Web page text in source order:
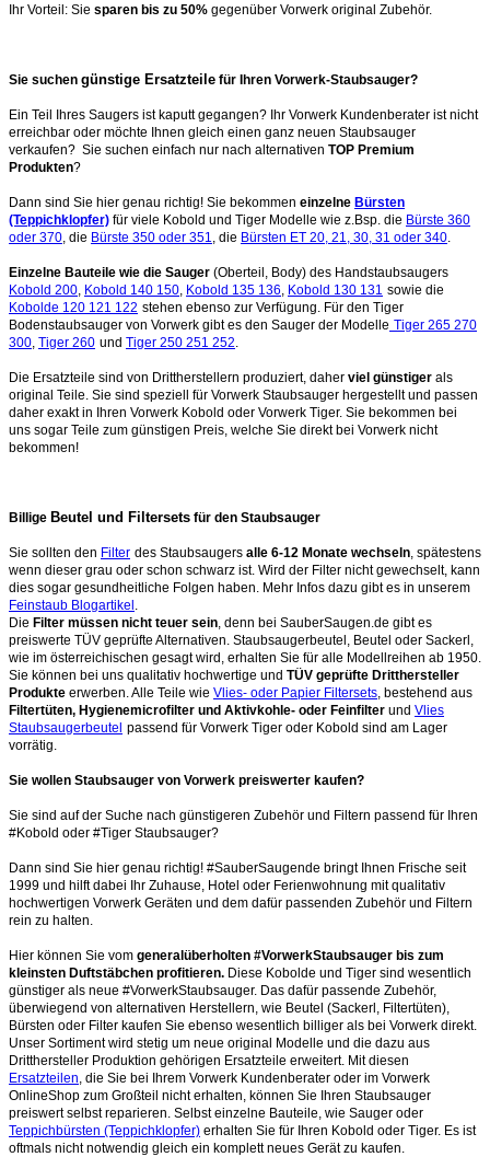
Ihr Vorteil: Sie sparen bis zu 50% gegenüber Vorwerk original Zubehör.
Sie suchen günstige Ersatzteile für Ihren Vorwerk-Staubsauger?
Ein Teil Ihres Saugers ist kaputt gegangen? Ihr Vorwerk Kundenberater ist nicht
erreichbar oder möchte Ihnen gleich einen ganz neuen Staubsauger
verkaufen? Sie suchen einfach nur nach alternativen TOP Premium
Produkten?
Dann sind Sie hier genau richtig! Sie bekommen einzelne Bürsten
(Teppichklopfer) für viele Kobold und Tiger Modelle wie z.Bsp. die Bürste 360
oder 370 , die Bürste 350 oder 351 , die Bürsten ET 20, 21, 30, 31 oder 340
Einzelne Bauteile wie die Sauger (Oberteil, Body) des Handstaubsaugers
Kobold 200 Kobold 140 150 Kobold 135 136 Kobold 130 131 sowie die
Kobolde 120 121 122 stehen ebenso zur Verfügung. Für den Tiger
Bodenstaubsauger von Vorwerk gibt es den Sauger der Modelle Tiger 265 270
300 Tiger 260 und Tiger 250 251 252
Die Ersatzteile sind von Drittherstellern produziert, daher viel günstiger als
original Teile. Sie sind speziell für Vorwerk Staubsauger hergestellt und passen
daher exakt in Ihren Vorwerk Kobold oder Vorwerk Tiger. Sie bekommen bei
uns sogar Teile zum günstigen Preis, welche Sie direkt bei Vorwerk nicht
bekommen!
Billige Beutel und Filtersets für den Staubsauger
Sie sollten den Filter des Staubsaugers alle 6-12 Monate wechseln , spätestens
wenn dieser grau oder schon schwarz ist. Wird der Filter nicht gewechselt, kann
dies sogar gesundheitliche Folgen haben. Mehr Infos dazu gibt es in unserem
Feinstaub Blogartikel
Die Filter müssen nicht teuer sein , denn bei SauberSaugen.de gibt es
preiswerte TÜV geprüfte Alternativen. Staubsaugerbeutel, Beutel oder Sackerl,
wie im österreichischen gesagt wird, erhalten Sie für alle Modellreihen ab 1950.
Sie können bei uns qualitativ hochwertige und TÜV geprüfte Dritthersteller
Produkte erwerben. Alle Teile wie Vlies- oder Papier Filtersets , bestehend aus
Filtertüten, Hygienemicrofilter und Aktivkohle- oder Feinfilter und Vlies
Staubsaugerbeutel passend für Vorwerk Tiger oder Kobold sind am Lager
vorrätig.
Sie wollen Staubsauger von Vorwerk preiswerter kaufen?
Sie sind auf der Suche nach günstigeren Zubehör und Filtern passend für Ihren
#Kobold oder #Tiger Staubsauger?
Dann sind Sie hier genau richtig! #SauberSaugende bringt Ihnen Frische seit
1999 und hilft dabei Ihr Zuhause, Hotel oder Ferienwohnung mit qualitativ
hochwertigen Vorwerk Geräten und dem dafür passenden Zubehör und Filtern
rein zu halten.
Hier können Sie vom generalüberholten #VorwerkStaubsauger bis zum
kleinsten Duftstäbchen profitieren. Diese Kobolde und Tiger sind wesentlich
günstiger als neue #VorwerkStaubsauger. Das dafür passende Zubehör,
überwiegend von alternativen Herstellern, wie Beutel (Sackerl, Filtertüten),
Bürsten oder Filter kaufen Sie ebenso wesentlich billiger als bei Vorwerk direkt.
Unser Sortiment wird stetig um neue original Modelle und die dazu aus
Dritthersteller Produktion gehörigen Ersatzteile erweitert. Mit diesen
Ersatzteilen , die Sie bei Ihrem Vorwerk Kundenberater oder im Vorwerk
OnlineShop zum Großteil nicht erhalten, können Sie Ihren Staubsauger
preiswert selbst reparieren. Selbst einzelne Bauteile, wie Sauger oder
Teppichbürsten (Teppichklopfer) erhalten Sie für Ihren Kobold oder Tiger. Es ist
oftmals nicht notwendig gleich ein komplett neues Gerät zu kaufen.